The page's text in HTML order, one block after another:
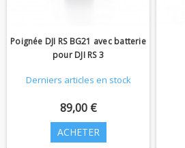
Poignée DJI RS BG21 avec batterie
pour DJI RS 3
Derniers articles en stock
89,00 €
ACHETER